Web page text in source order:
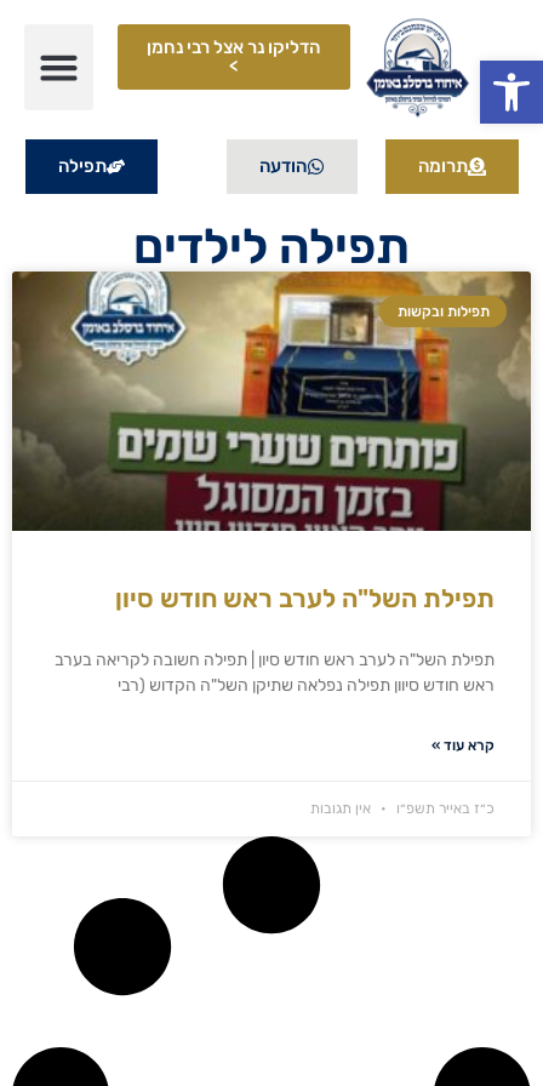
פתח סרגל נגישות
הדליקו נר אצל רבי נחמן
>
תרומה הודעה תפילה
תפילה לילדים
תפילות ובקשות
תפילת השל"ה לערב ראש חודש סיון
תפילת השל"ה לערב ראש חודש סיון | תפילה חשובה לקריאה בערב
ראש חודש סיוון תפילה נפלאה שתיקן השל"ה הקדוש (רבי
קרא עוד »
כ״ז באייר תשפ״ו אין תגובות